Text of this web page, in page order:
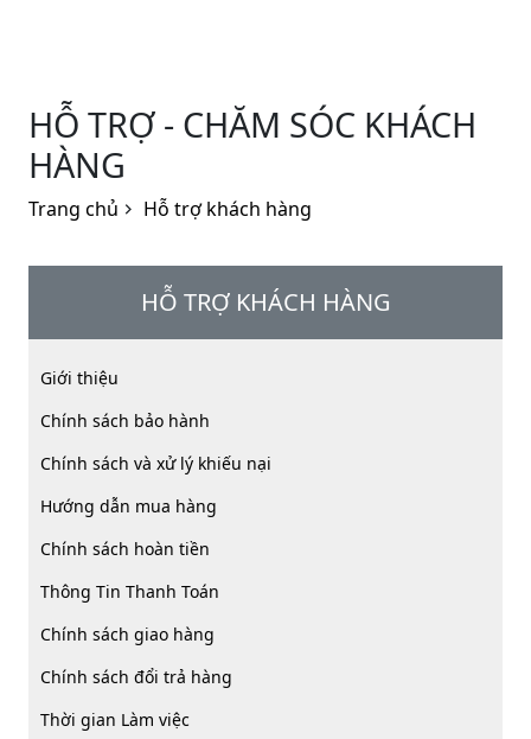
HỖ TRỢ - CHĂM SÓC KHÁCH
HÀNG
Trang chủ Hỗ trợ khách hàng
HỖ TRỢ KHÁCH HÀNG
Giới thiệu
Chính sách bảo hành
Chính sách và xử lý khiếu nại
Hướng dẫn mua hàng
Chính sách hoàn tiền
Thông Tin Thanh Toán
Chính sách giao hàng
Chính sách đổi trả hàng
Thời gian Làm việc